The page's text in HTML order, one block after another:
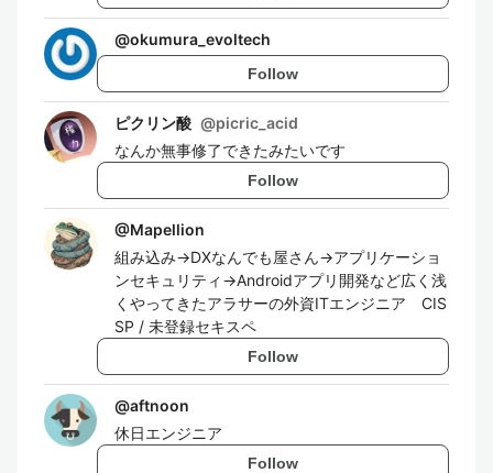
@okumura_evoltech
Follow
ピクリン酸 @picric_acid
なんか無事修了できたみたいです
Follow
@Mapellion
組み込み→DXなんでも屋さん→アプリケーショ
ンセキュリティ→Androidアプリ開発など広く浅
くやってきたアラサーの外資ITエンジニア CIS
SP / 未登録セキスペ
Follow
@aftnoon
休日エンジニア
Follow